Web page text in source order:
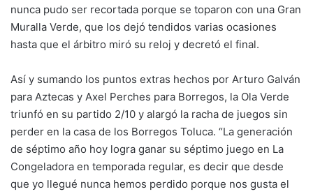
nunca pudo ser recortada porque se toparon con una Gran
Muralla Verde, que los dejó tendidos varias ocasiones
hasta que el árbitro miró su reloj y decretó el final.
Así y sumando los puntos extras hechos por Arturo Galván
para Aztecas y Axel Perches para Borregos, la Ola Verde
triunfó en su partido 2/10 y alargó la racha de juegos sin
perder en la casa de los Borregos Toluca. “La generación
de séptimo año hoy logra ganar su séptimo juego en La
Congeladora en temporada regular, es decir que desde
que yo llegué nunca hemos perdido porque nos gusta el